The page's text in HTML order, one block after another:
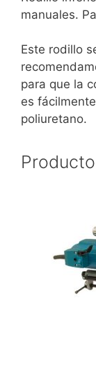
manuales.
Este rodillo
para que la
es
poliuretano.